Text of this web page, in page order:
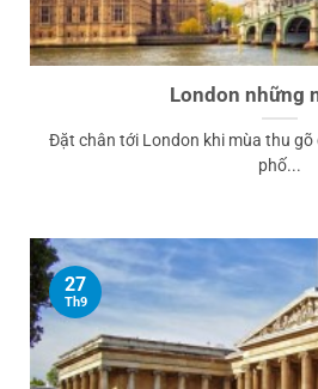
London những
Đặt chân tới London khi mùa thu gõ
phố...
27
Th9